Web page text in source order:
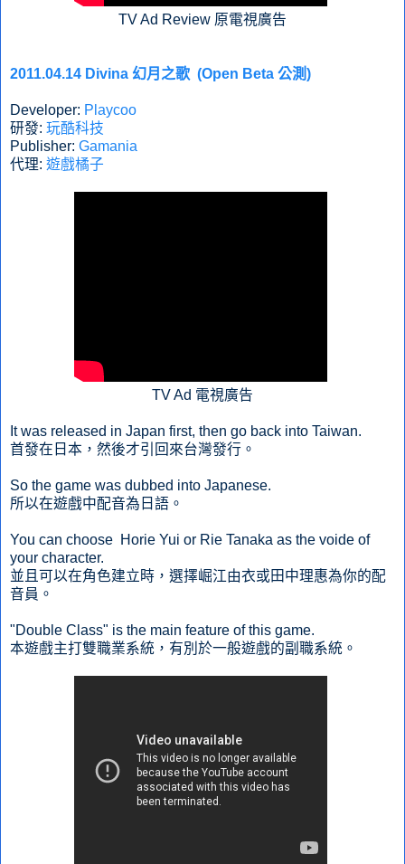
TV Ad Review 原電視廣告
2011.04.14 Divina 幻月之歌 (Open Beta 公測)
Developer: Playcoo
研發: 玩酷科技
Publisher: Gamania
代理: 遊戲橘子
TV Ad 電視廣告
It was released in Japan first, then go back into Taiwan.
首發在日本，然後才引回來台灣發行。
So the game was dubbed into Japanese.
所以在遊戲中配音為日語。
You can choose Horie Yui or Rie Tanaka as the voide of
your character.
並且可以在角色建立時，選擇崛江由衣或田中理惠為你的配
音員。
"Double Class" is the main feature of this game.
本遊戲主打雙職業系統，有別於一般遊戲的副職系統。